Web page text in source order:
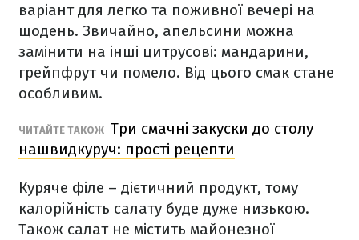
варіант для легко та поживної вечері на
щодень. Звичайно, апельсини можна
замінити на інші цитрусові: мандарини,
грейпфрут чи помело. Від цього смак стане
особливим.
ЧИТАЙТЕ ТАКОЖ Три смачні закуски до столу
нашвидкуруч: прості рецепти
Куряче філе – дієтичний продукт, тому
калорійність салату буде дуже низькою.
Також салат не містить майонезної